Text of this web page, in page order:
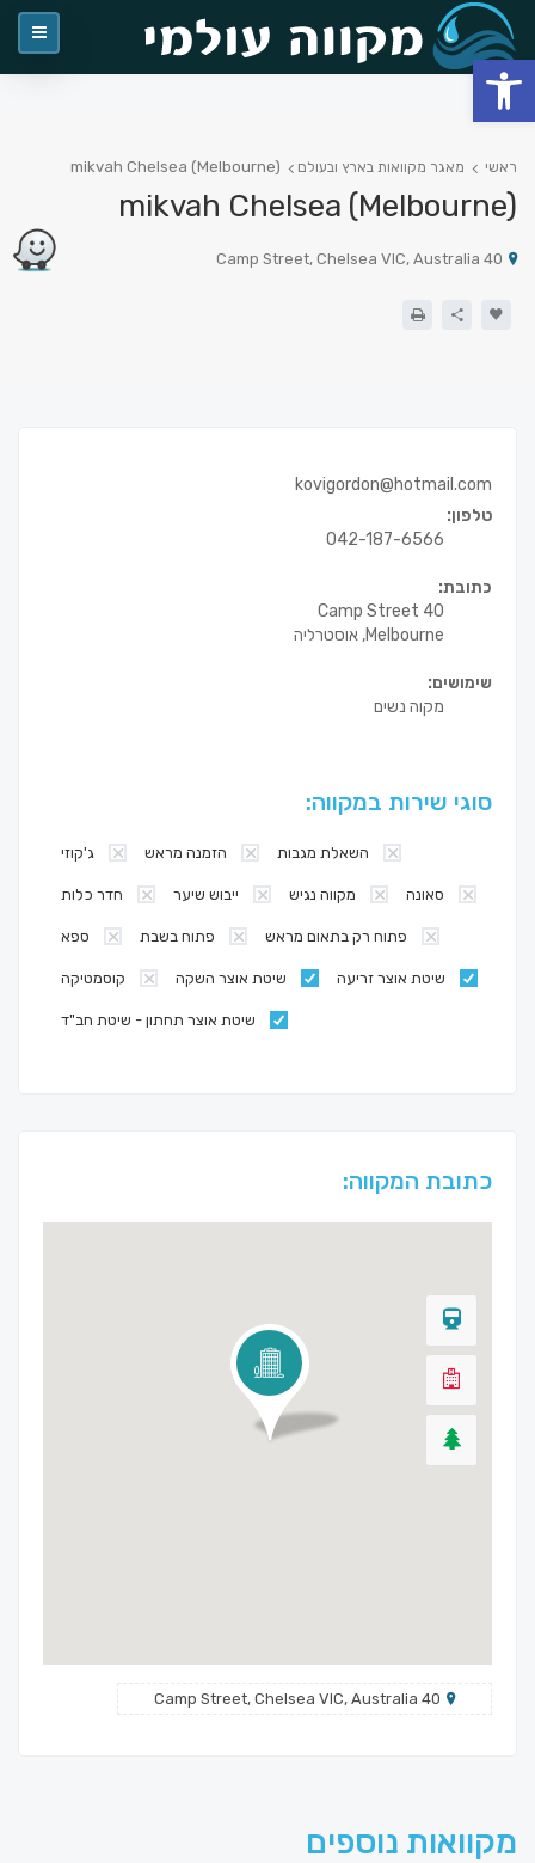
ראשי מאגר מקוואות בארץ ובעולם
mikvah Chelsea (Melbourne)
40 Camp Street, Chelsea VIC, Australia
kovigordon@hotmail.com
טלפון:
042-187-6566
כתובת:
40 Camp Street
Melbourne, אוסטרליה
שימושים:
מקוה נשים
סוגי שירות במקווה:
ג'קוזי הזמנה מראש השאלת מגבות
חדר כלות ייבוש שיער מקווה נגיש סאונה
ספא פתוח בשבת פתוח רק בתאום מראש
קוסמטיקה שיטת אוצר השקה שיטת אוצר זריעה
שיטת אוצר תחתון - שיטת חב"ד
כתובת המקווה:
40 Camp Street, Chelsea VIC, Australia
מקוואות נוספים
פתח סרגל נגישות